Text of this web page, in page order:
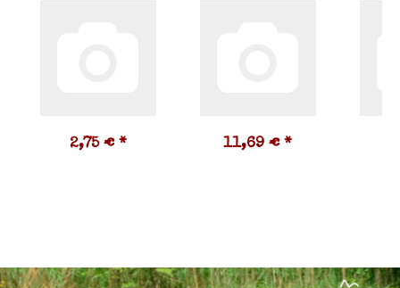
2,75 € * 11,69 € *